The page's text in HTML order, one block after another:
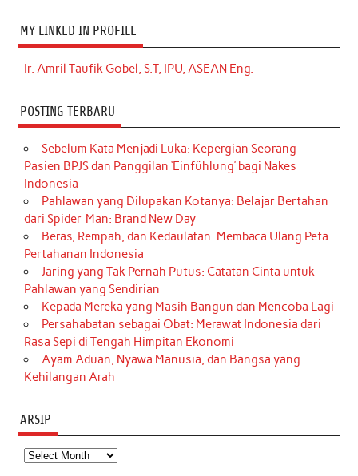
MY LINKED IN PROFILE
Ir. Amril Taufik Gobel, S.T, IPU, ASEAN Eng.
POSTING TERBARU
Sebelum Kata Menjadi Luka: Kepergian Seorang
Pasien BPJS dan Panggilan ‘Einfühlung’ bagi Nakes
Indonesia
Pahlawan yang Dilupakan Kotanya: Belajar Bertahan
dari Spider-Man: Brand New Day
Beras, Rempah, dan Kedaulatan: Membaca Ulang Peta
Pertahanan Indonesia
Jaring yang Tak Pernah Putus: Catatan Cinta untuk
Pahlawan yang Sendirian
Kepada Mereka yang Masih Bangun dan Mencoba Lagi
Persahabatan sebagai Obat: Merawat Indonesia dari
Rasa Sepi di Tengah Himpitan Ekonomi
Ayam Aduan, Nyawa Manusia, dan Bangsa yang
Kehilangan Arah
ARSIP
Arsip